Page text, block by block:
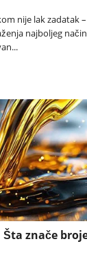
nije lak zadatak
najboljeg
znače